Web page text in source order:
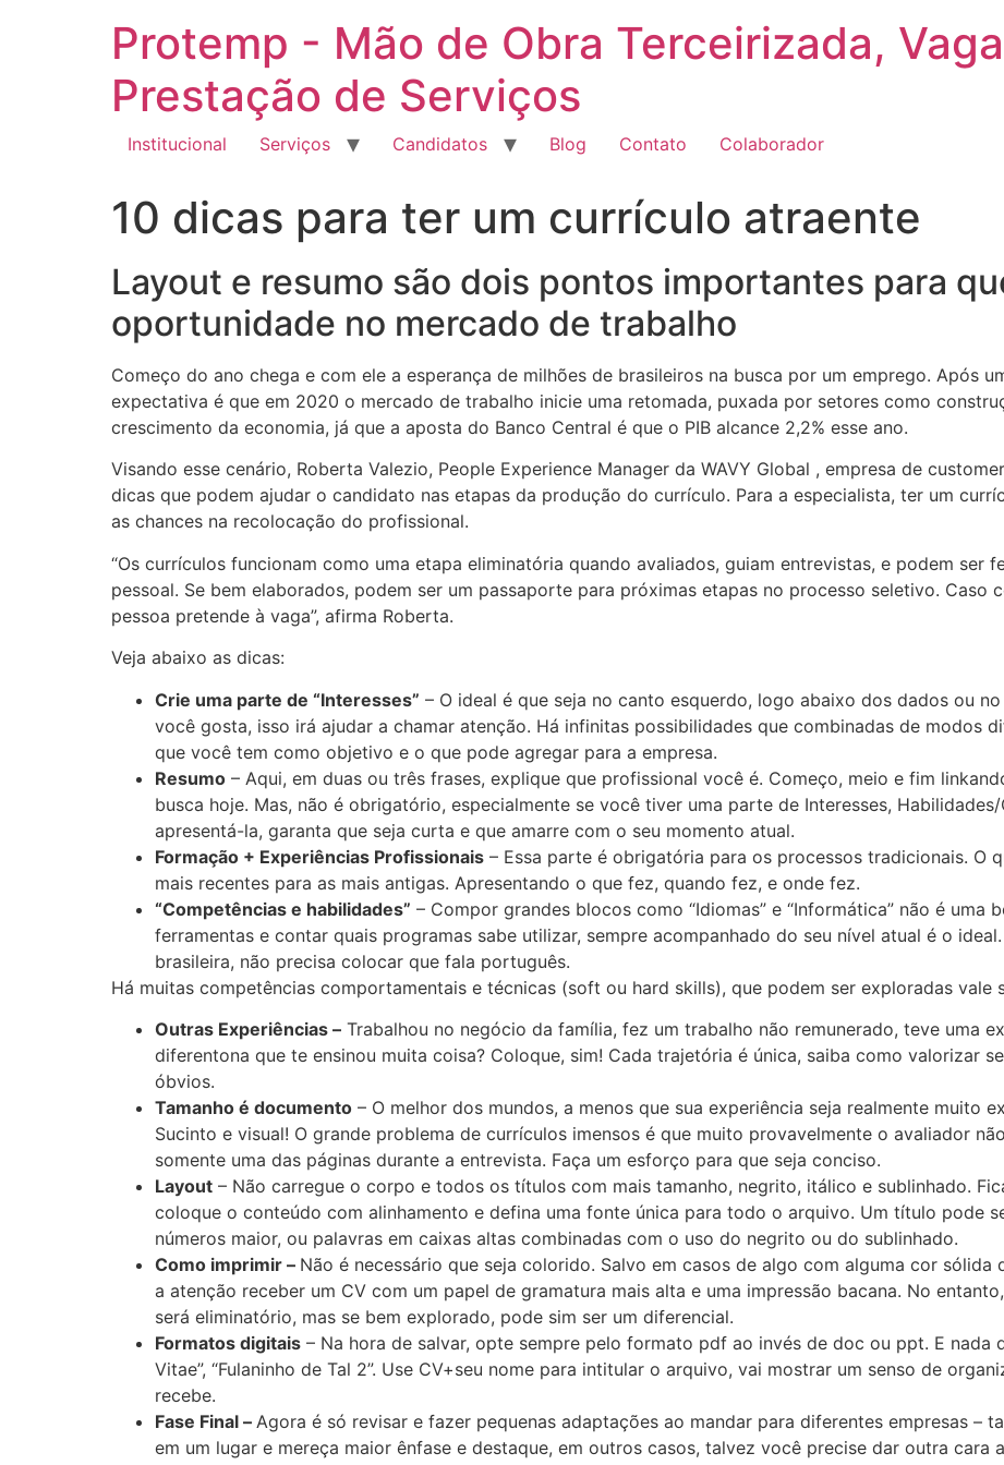
Protemp - Mão de Obra Terceirizada,
Prestação de Serviços
Institucional Serviços Candidatos Blog Contato Colaborador
10 dicas para ter um currículo atraente
Layout e resumo são dois pontos importantes para
oportunidade no mercado de trabalho
Começo do ano chega e com ele a esperança de milhões de brasileiros na busca por um emprego. Após
expectativa é que em 2020 o mercado de trabalho inicie uma retomada, puxada por setores como
crescimento da economia, já que a aposta do Banco Central é que o PIB alcance 2,2% esse ano.
Visando esse cenário, Roberta Valezio, People Experience Manager da WAVY Global , empresa de
dicas que podem ajudar o candidato nas etapas da produção do currículo. Para a especialista, ter um
as chances na recolocação do profissional.
“Os currículos funcionam como uma etapa eliminatória quando avaliados, guiam entrevistas, e podem ser
pessoal. Se bem elaborados, podem ser um passaporte para próximas etapas no processo seletivo. Caso
pessoa pretende à vaga”, afirma Roberta.
Veja abaixo as dicas:
Crie uma parte de “Interesses” – O ideal é que seja no canto esquerdo, logo abaixo dos dados ou
você gosta, isso irá ajudar a chamar atenção. Há infinitas possibilidades que combinadas de modos
que você tem como objetivo e o que pode agregar para a empresa.
Resumo – Aqui, em duas ou três frases, explique que profissional você é. Começo, meio e fim
busca hoje. Mas, não é obrigatório, especialmente se você tiver uma parte de Interesses,
apresentá-la, garanta que seja curta e que amarre com o seu momento atual.
Formação + Experiências Profissionais – Essa parte é obrigatória para os processos tradicionais. O
mais recentes para as mais antigas. Apresentando o que fez, quando fez, e onde fez.
“Competências e habilidades” – Compor grandes blocos como “Idiomas” e “Informática” não é uma
ferramentas e contar quais programas sabe utilizar, sempre acompanhado do seu nível atual é o
brasileira, não precisa colocar que fala português.
Há muitas competências comportamentais e técnicas (soft ou hard skills), que podem ser exploradas vale
Outras Experiências – Trabalhou no negócio da família, fez um trabalho não remunerado, teve uma
diferentona que te ensinou muita coisa? Coloque, sim! Cada trajetória é única, saiba como valorizar
óbvios.
Tamanho é documento – O melhor dos mundos, a menos que sua experiência seja realmente muito
Sucinto e visual! O grande problema de currículos imensos é que muito provavelmente o avaliador
somente uma das páginas durante a entrevista. Faça um esforço para que seja conciso.
Layout – Não carregue o corpo e todos os títulos com mais tamanho, negrito, itálico e sublinhado.
coloque o conteúdo com alinhamento e defina uma fonte única para todo o arquivo. Um título pode
números maior, ou palavras em caixas altas combinadas com o uso do negrito ou do sublinhado.
Como imprimir – Não é necessário que seja colorido. Salvo em casos de algo com alguma cor
a atenção receber um CV com um papel de gramatura mais alta e uma impressão bacana. No
será eliminatório, mas se bem explorado, pode sim ser um diferencial.
Formatos digitais – Na hora de salvar, opte sempre pelo formato pdf ao invés de doc ou ppt. E nada
Vitae”, “Fulaninho de Tal 2”. Use CV+seu nome para intitular o arquivo, vai mostrar um senso de
recebe.
Fase Final – Agora é só revisar e fazer pequenas adaptações ao mandar para diferentes empresas –
em um lugar e mereça maior ênfase e destaque, em outros casos, talvez você precise dar outra cara